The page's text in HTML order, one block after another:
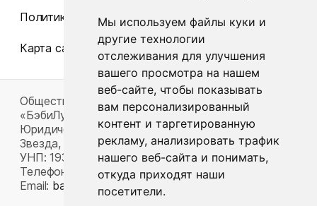
Мы используем файлы куки и
другие технологии
отслеживания для улучшения
вашего просмотра на нашем
веб-сайте, чтобы показывать
вам персонализированный
контент и таргетированную
рекламу, анализировать трафик
нашего веб-сайта и понимать,
откуда приходят наши
посетители.
Политика конфиденциальности
Карта сайта
Общество с ограниченной ответственностью
«БэбиЛук»
Юридический адрес: 220117, г. Минск, пр-т Газеты
Звезда, д. 16, пом. 52
УНП: 193815124
Телефон:
+375 33 392 66 63
Email: babylook.gm@gmail.com